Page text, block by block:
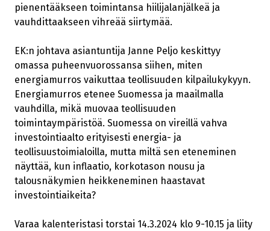
pienentääkseen toimintansa hiilijalanjälkeä ja
vauhdittaakseen vihreää siirtymää.
EK:n johtava asiantuntija Janne Peljo keskittyy
omassa puheenvuorossansa siihen, miten
energiamurros vaikuttaa teollisuuden kilpailukykyyn.
Energiamurros etenee Suomessa ja maailmalla
vauhdilla, mikä muovaa teollisuuden
toimintaympäristöä. Suomessa on vireillä vahva
investointiaalto erityisesti energia- ja
teollisuustoimialoilla, mutta miltä sen eteneminen
näyttää, kun inflaatio, korkotason nousu ja
talousnäkymien heikkeneminen haastavat
investointiaikeita?
Varaa kalenteristasi torstai 14.3.2024 klo 9-10.15 ja liity